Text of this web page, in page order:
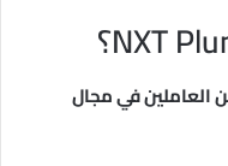
في مجال